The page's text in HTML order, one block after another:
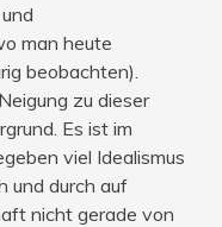
man heute
beobachten).
zu dieser
Es ist im
viel Idealismus
und durch auf
nicht gerade von